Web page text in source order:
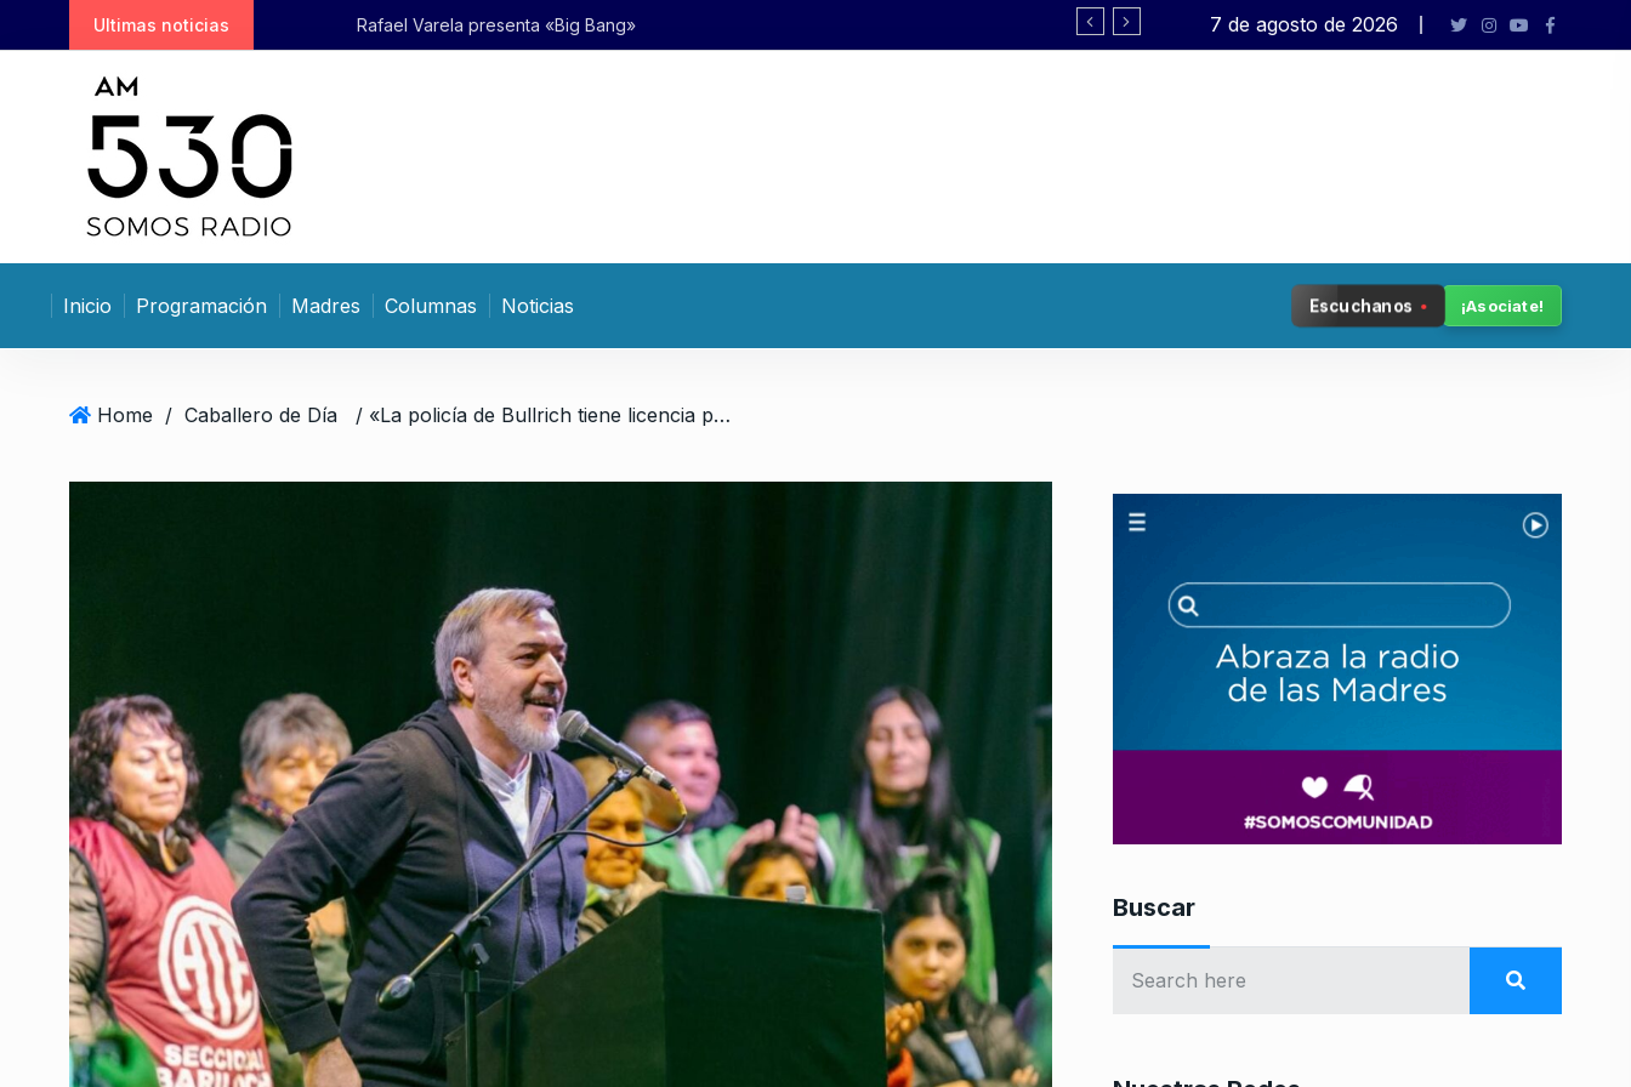
k
n
Ultimas noticias Rafael Varela presenta «Big Bang» «La semilla de la política genera lo
7 de agosto de 2026
Inicio Programación Madres Columnas Noticias Escuchanos ¡Asociate!
Home / Caballero de Día / «La policía de Bullrich tiene licencia para matar»
Buscar